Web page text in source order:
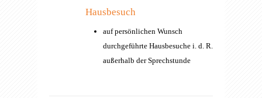
Hausbesuch
auf persönlichen Wunsch
durchgeführte Hausbesuche i. d. R.
außerhalb der Sprechstunde